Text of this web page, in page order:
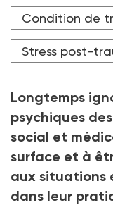
Condition de
Stress post-
Longtemps
psychiques
social et
surface et à
aux situations
dans leur